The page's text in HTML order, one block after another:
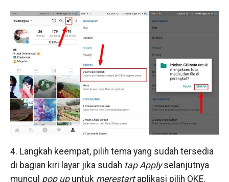
4. Langkah keempat, pilih tema yang sudah tersedia
di bagian kiri layar jika sudah tap Applyselanjutnya
muncul pop upuntuk merestartaplikasi pilih OKE.